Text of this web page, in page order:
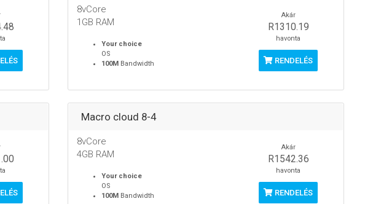
8vCore
1GB RAM
Your choice
OS
100M Bandwidth
Akár
R1310.19
havonta
RENDELÉS
Macro cloud 8-4
8vCore
4GB RAM
Your choice
OS
100M Bandwidth
Akár
R1542.36
havonta
RENDELÉS